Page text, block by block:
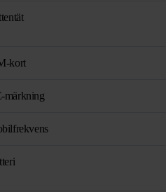
kort
märkning